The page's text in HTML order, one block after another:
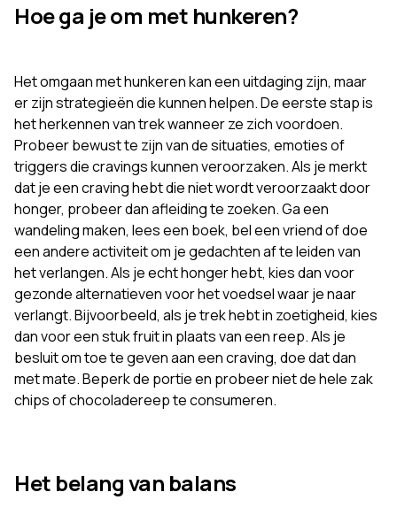
Hoe ga je om met hunkeren?
Het omgaan met hunkeren kan een uitdaging zijn, maar
er zijn strategieën die kunnen helpen. De eerste stap is
het herkennen van trek wanneer ze zich voordoen.
Probeer bewust te zijn van de situaties, emoties of
triggers die cravings kunnen veroorzaken. Als je merkt
dat je een craving hebt die niet wordt veroorzaakt door
honger, probeer dan afleiding te zoeken. Ga een
wandeling maken, lees een boek, bel een vriend of doe
een andere activiteit om je gedachten af te leiden van
het verlangen. Als je echt honger hebt, kies dan voor
gezonde alternatieven voor het voedsel waar je naar
verlangt. Bijvoorbeeld, als je trek hebt in zoetigheid, kies
dan voor een stuk fruit in plaats van een reep. Als je
besluit om toe te geven aan een craving, doe dat dan
met mate. Beperk de portie en probeer niet de hele zak
chips of chocoladereep te consumeren.
Het belang van balans